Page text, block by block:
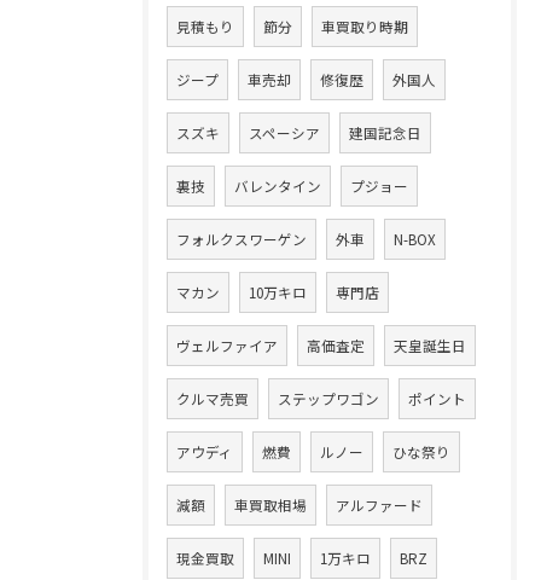
見積もり 節分 車買取り時期
ジープ 車売却 修復歴 外国人
スズキ スペーシア 建国記念日
裏技 バレンタイン プジョー
フォルクスワーゲン 外車 N-BOX
マカン 10万キロ 専門店
ヴェルファイア 高価査定 天皇誕生日
クルマ売買 ステップワゴン ポイント
アウディ 燃費 ルノー ひな祭り
減額 車買取相場 アルファード
現金買取 MINI 1万キロ BRZ